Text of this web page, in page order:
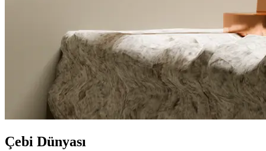
Çebi Dünyası